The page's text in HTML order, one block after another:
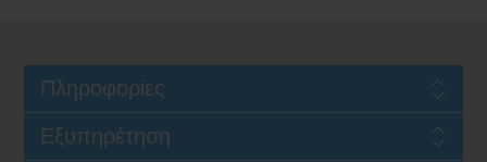
Πληροφορίες
Εξυπηρέτηση